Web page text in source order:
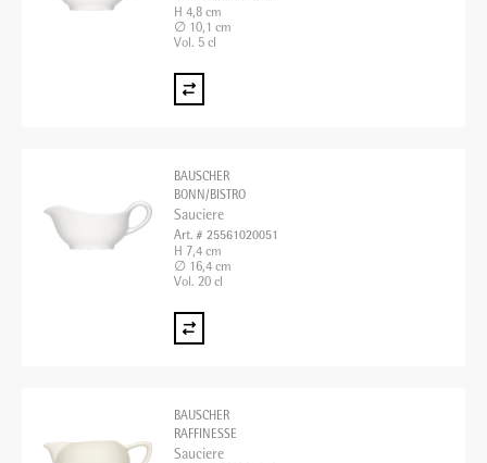
H 4,8 cm
∅ 10,1 cm
Vol. 5 cl
BAUSCHER
BONN/BISTRO
Sauciere
Art. # 25561020051
H 7,4 cm
∅ 16,4 cm
Vol. 20 cl
BAUSCHER
RAFFINESSE
Sauciere